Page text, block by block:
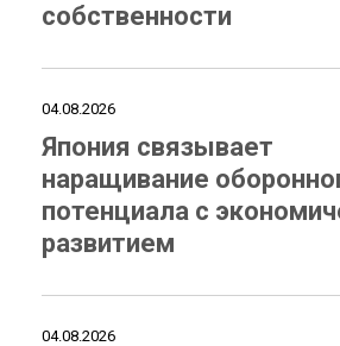
собственности
04.08.2026
Япония связывает
наращивание
потенциала с
развитием
04.08.2026